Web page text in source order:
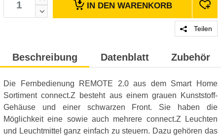
IN DEN WARENKORB
Teilen
Beschreibung Datenblatt Zubehör
Die Fernbedienung REMOTE 2.0 aus dem Smart Home
Sortiment connect.Z besteht aus einem grauen Kunststoff-
Gehäuse und einer schwarzen Front. Sie haben die
Möglichkeit eine sowie auch mehrere connect.Z Leuchten
und Leuchtmittel ganz einfach zu steuern. Dazu gehören das